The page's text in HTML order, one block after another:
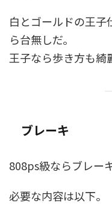
白とゴールドの王子
ら台無しだ。
王子なら歩き方も綺
ブレーキ
808ps級ならブレー
必要な内容は以下。